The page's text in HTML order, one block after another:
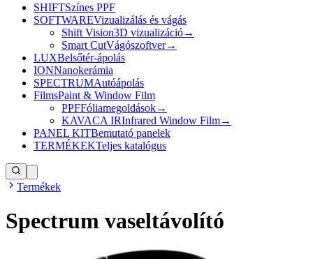
SHIFTSzínes PPF
SOFTWAREVizualizálás és vágás
Shift Vision3D vizualizáció→
Smart CutVágószoftver→
LUXBelsőtér-ápolás
IONNanokerámia
SPECTRUMAutóápolás
FilmsPaint & Window Film
PPFFóliamegoldások→
KAVACA IRInfrared Window Film→
PANEL KITBemutató panelek
TERMÉKEKTeljes katalógus
Termékek
Spectrum vaseltávolító